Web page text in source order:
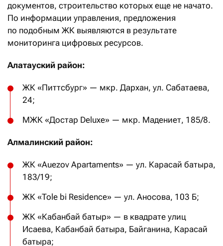
документов, строительство которых еще не начато.
По информации управления, предложения
по подобным ЖК выявляются в результате
мониторинга цифровых ресурсов.
Алатауский район:
ЖК «Питтсбург» — мкр. Дархан, ул. Сабатаева,
24;
МЖК «Достар Deluxe» — мкр. Мадениет, 185/8.
Алмалинский район:
ЖК «Auezov Apartaments» — ул. Карасай батыра,
183/19;
ЖК «Tole bi Residence» — ул. Аносова, 103 Б;
ЖК «Кабанбай батыр» — в квадрате улиц
Исаева, Кабанбай батыра, Байганина, Карасай
батыра;